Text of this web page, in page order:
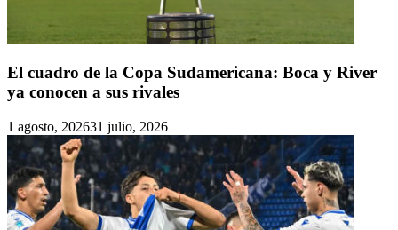
El cuadro de la Copa Sudamericana: Boca y River
ya conocen a sus rivales
1 agosto, 202631 julio, 2026